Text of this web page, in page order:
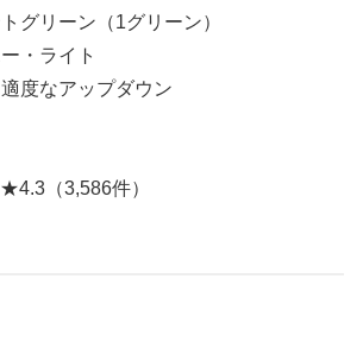
グリーン（1グリーン）
・ライト
度なアップダウン
（3,586件）